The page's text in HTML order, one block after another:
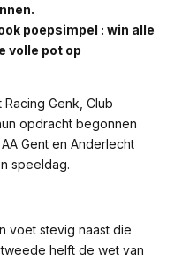
poepsimpel : win alle
volle pot op
Genk, Club
opdracht begonnen
Gent en Anderlecht
speeldag.
voet stevig naast die
helft de wet van